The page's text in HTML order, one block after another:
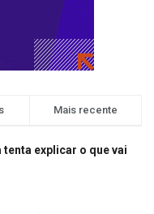
Mais recente
tenta explicar o que vai